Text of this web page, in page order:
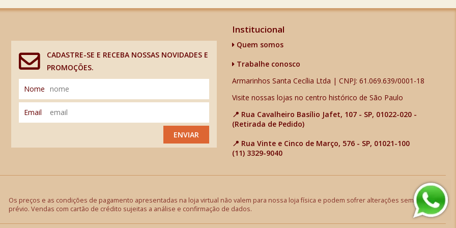
CADASTRE-SE E RECEBA NOSSAS NOVIDADES E
PROMOÇÕES.
Nome
Email
ENVIAR
Institucional
Quem somos
Trabalhe conosco
Armarinhos Santa Cecília Ltda | CNPJ: 61.069.639/0001-18
Visite nossas lojas no centro histórico de São Paulo
📍 Rua Cavalheiro Basílio Jafet, 107 - SP, 01022-020 -
(Retirada de Pedido)
📍 Rua Vinte e Cinco de Março, 576 - SP, 01021-100
(11) 3329-9040
Os preços e as condições de pagamento apresentadas na loja virtual não valem para nossa loja física e podem sofrer alterações sem aviso
prévio. Vendas com cartão de crédito sujeitas a análise e confirmação de dados.